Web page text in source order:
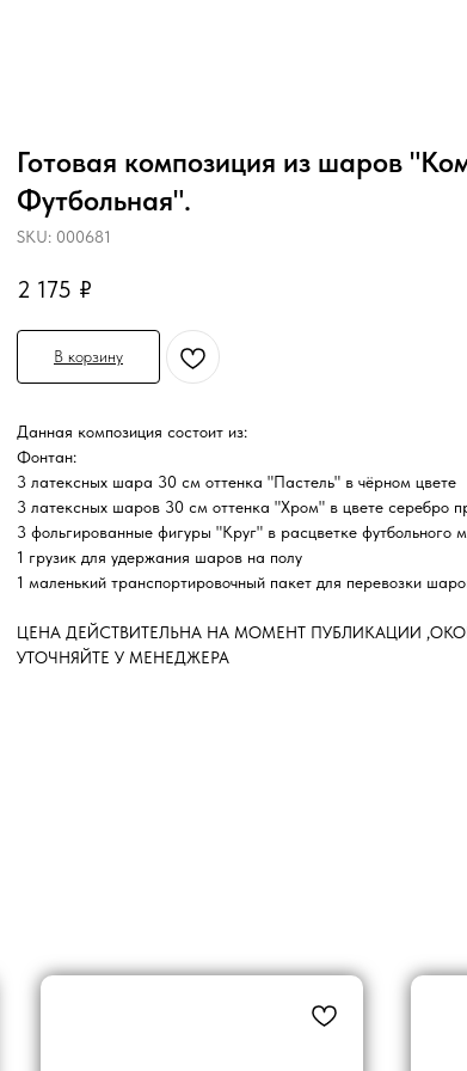
Готовая композиция из шаров
Футбольная".
SKU: 000681
2 175 ₽
В корзину
Данная композиция состоит из:
Фонтан:
3 латексных шара 30 см оттенка "Пастель" в чёрном цвете
3 латексных шаров 30 см оттенка "Хром" в цвете серебро
3 фольгированные фигуры "Круг" в расцветке футбольного
1 грузик для удержания шаров на полу
1 маленький транспортировочный пакет для перевозки
ЦЕНА ДЕЙСТВИТЕЛЬНА НА МОМЕНТ ПУБЛИКАЦИИ
УТОЧНЯЙТЕ У МЕНЕДЖЕРА